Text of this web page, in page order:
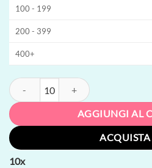
100 - 199
200 - 399
400+
Fumot RandM Tornado 30000 Vape
AGGIUNGI AL
10x